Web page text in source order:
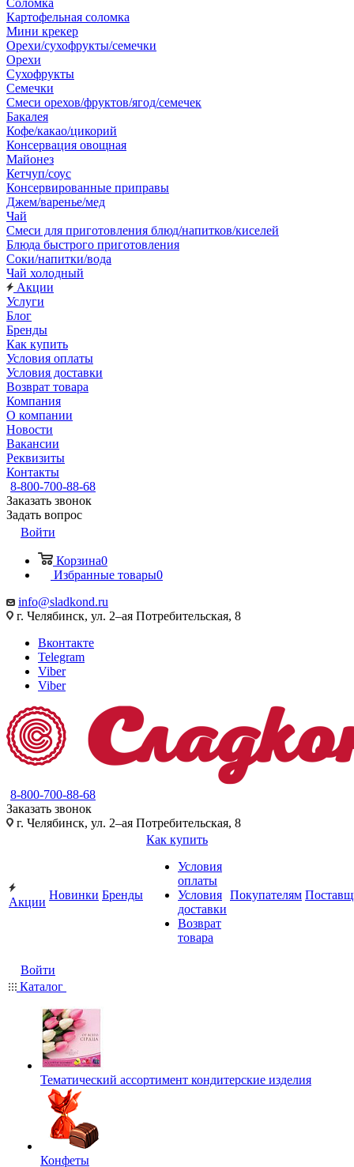
Соломка
Картофельная соломка
Мини крекер
Орехи/сухофрукты/семечки
Орехи
Сухофрукты
Семечки
Смеси орехов/фруктов/ягод/семечек
Бакалея
Кофе/какао/цикорий
Консервация овощная
Майонез
Кетчуп/соус
Консервированные приправы
Джем/варенье/мед
Чай
Смеси для приготовления блюд/напитков/киселей
Блюда быстрого приготовления
Соки/напитки/вода
Чай холодный
Акции
Услуги
Блог
Бренды
Как купить
Условия оплаты
Условия доставки
Возврат товара
Компания
О компании
Новости
Вакансии
Реквизиты
Контакты
8-800-700-88-68
Заказать звонок
Задать вопрос
Войти
Корзина0
Избранные товары0
info@sladkond.ru
г. Челябинск, ул. 2–ая Потребительская, 8
Вконтакте
Telegram
Viber
Viber
8-800-700-88-68
Заказать звонок
г. Челябинск, ул. 2–ая Потребительская, 8
Акции
Новинки Бренды
Как купить
Условия
оплаты
Условия
доставки
Возврат
товара
Покупателям
Войти
Каталог
Тематический ассортимент кондитерские изделия
Конфеты